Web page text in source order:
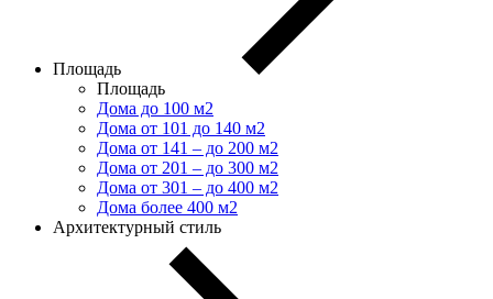
Площадь
Площадь
Дома до 100 м2
Дома от 101 до 140 м2
Дома от 141 – до 200 м2
Дома от 201 – до 300 м2
Дома от 301 – до 400 м2
Дома более 400 м2
Архитектурный стиль